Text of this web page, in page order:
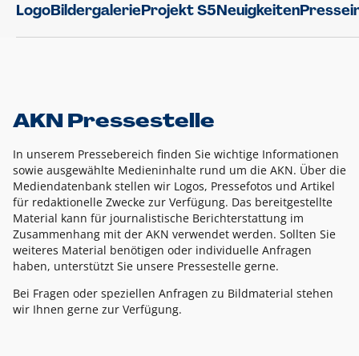
LogoBildergalerieProjekt S5Neuigkeiten
AKN Pressestelle
In unserem Pressebereich finden Sie wichtige Informationen
sowie ausgewählte Medieninhalte rund um die AKN. Über die
Mediendatenbank stellen wir Logos, Pressefotos und Artikel
für redaktionelle Zwecke zur Verfügung. Das bereitgestellte
Material kann für journalistische Berichterstattung im
Zusammenhang mit der AKN verwendet werden. Sollten Sie
weiteres Material benötigen oder individuelle Anfragen
haben, unterstützt Sie unsere Pressestelle gerne.
Bei Fragen oder speziellen Anfragen zu Bildmaterial stehen
wir Ihnen gerne zur Verfügung.